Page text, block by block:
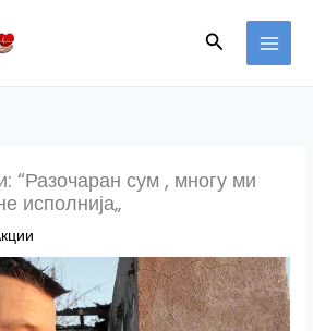
Search
“Разочаран сум , многу ми
исполнија„